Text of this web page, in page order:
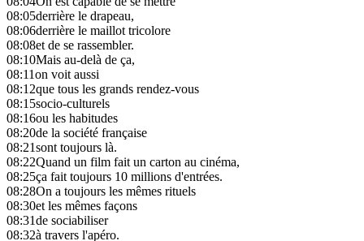
08:05derrière le drapeau,
08:06derrière le maillot tricolore
08:08et de se rassembler.
08:10Mais au-delà de ça,
08:11on voit aussi
08:12que tous les grands rendez-vous
08:15socio-culturels
08:16ou les habitudes
08:20de la société française
08:21sont toujours là.
08:22Quand un film fait un carton au cinéma,
08:25ça fait toujours 10 millions d'entrées.
08:28On a toujours les mêmes rituels
08:30et les mêmes façons
08:31de sociabiliser
08:32à travers l'apéro.